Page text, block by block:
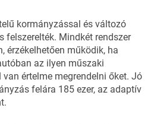
kormányzással és változó
felszerelték. Mindkét rendszer
érzékelhetően működik, ha
az ilyen műszaki
értelme megrendelni őket. Jó
felára 185 ezer, az adaptív